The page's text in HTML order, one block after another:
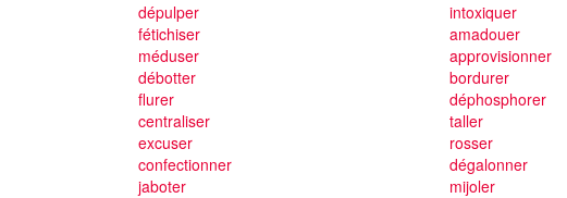
dépulper
fétichiser
méduser
débotter
flurer
centraliser
excuser
confectionner
jaboter
intoxiquer
amadouer
approvisionner
bordurer
déphosphorer
taller
rosser
dégalonner
mijoler